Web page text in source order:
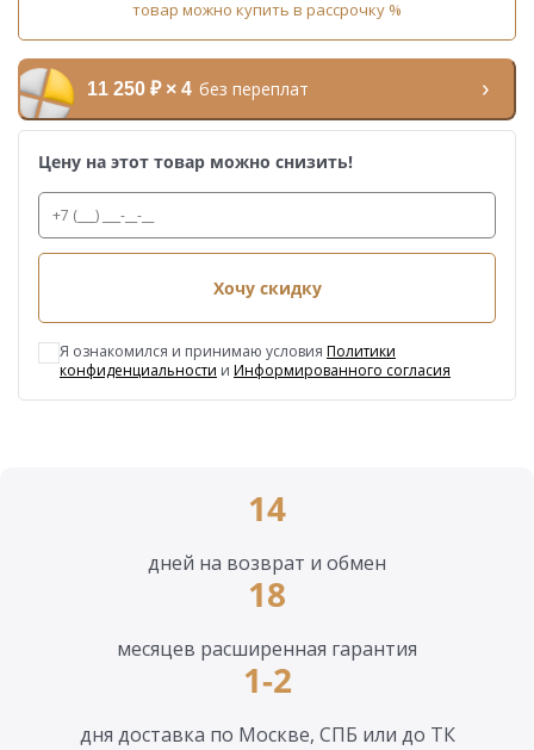
товар можно купить в рассрочку %
11 250 ₽ × 4 без переплат
Цену на этот товар можно снизить!
Хочу скидку
Я ознакомился и принимаю условия Политики
конфиденциальности и Информированного согласия
14
дней на возврат и обмен
18
месяцев расширенная гарантия
1-2
дня доставка по Москве, СПБ или до ТК